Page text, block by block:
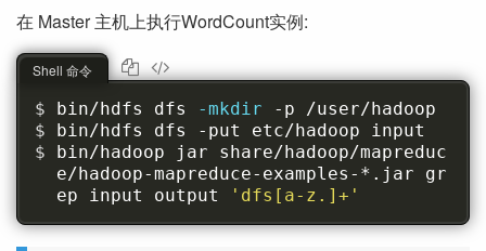
在 Master 主机上执行WordCount实例:
bin/hdfs dfs -mkdir
-p /user/hadoop
bin/hdfs dfs -put etc/hadoop input
bin/hadoop jar share/hadoop/mapreduc
e/hadoop-mapreduce-examples-*.jar gr
ep input output
'dfs[a-z.]+'
Shell 命令